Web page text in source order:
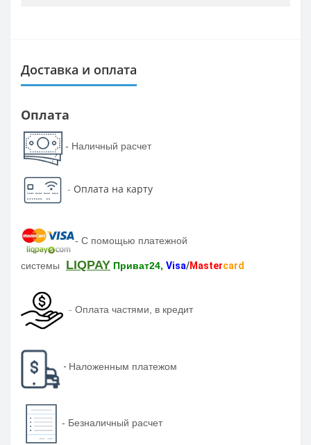
Доставка и оплата
Оплата
- Наличный расчет
- Оплата на карту
- С помощью платежной
системы LIQPAY Приват24, Visa/Mastercard
- Оплата частями, в кредит
- Наложенным платежом
- Безналичный расчет